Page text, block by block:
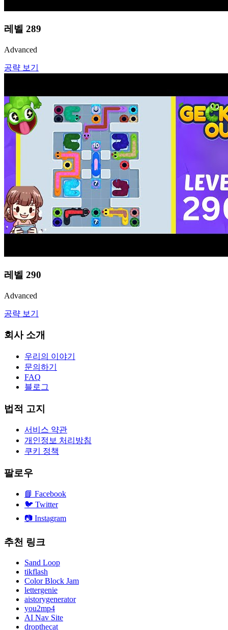
레벨 289
Advanced
공략 보기
레벨 290
Advanced
공략 보기
회사 소개
우리의 이야기
문의하기
FAQ
블로그
법적 고지
서비스 약관
개인정보 처리방침
쿠키 정책
팔로우
📘 Facebook
🐦 Twitter
📷 Instagram
추천 링크
Sand Loop
tikflash
Color Block Jam
lettergenie
aistorygenerator
you2mp4
AI Nav Site
dropthecat